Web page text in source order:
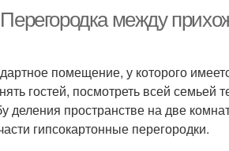
между
помещение, у которого
гостей, посмотреть всей семьей
деления пространстве на две
гипсокартонные перегородки.